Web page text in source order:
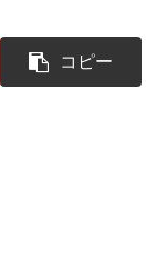
コピー